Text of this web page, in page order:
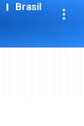
Brasil